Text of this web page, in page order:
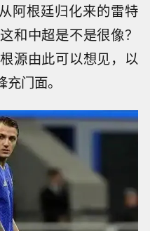
阿根廷归化来的雷特
和中超是不是很像？
源由此可以想见，以
门面。